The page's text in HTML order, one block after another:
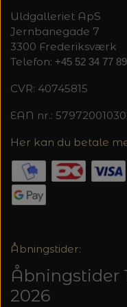
Uldgalleriet ApS
Jernbanegade 7
3300 Frederiksværk
Telefon: +45 52 34 77 89
CVR: 40745815
EAN nr.:
Her kan du betale
Åbningstider:
Åbningstider
2026